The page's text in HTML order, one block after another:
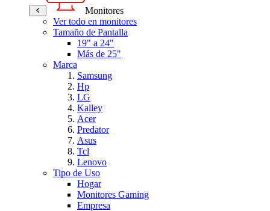
Monitores
Ver todo en monitores
Tamaño de Pantalla
19" a 24"
Más de 25"
Marca
Samsung
Hp
LG
Kalley
Acer
Predator
Asus
Tcl
Lenovo
Tipo de Uso
Hogar
Monitores Gaming
Empresa